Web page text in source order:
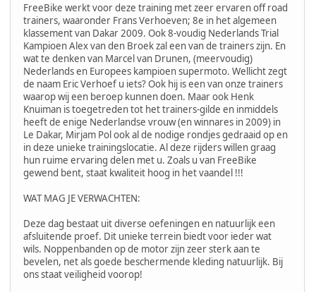
FreeBike werkt voor deze training met zeer ervaren off road
trainers, waaronder Frans Verhoeven; 8e in het algemeen
klassement van Dakar 2009. Ook 8-voudig Nederlands Trial
Kampioen Alex van den Broek zal een van de trainers zijn. En
wat te denken van Marcel van Drunen, (meervoudig)
Nederlands en Europees kampioen supermoto. Wellicht zegt
de naam Eric Verhoef u iets? Ook hij is een van onze trainers
waarop wij een beroep kunnen doen. Maar ook Henk
Knuiman is toegetreden tot het trainers-gilde en inmiddels
heeft de enige Nederlandse vrouw (en winnares in 2009) in
Le Dakar, Mirjam Pol ook al de nodige rondjes gedraaid op en
in deze unieke trainingslocatie. Al deze rijders willen graag
hun ruime ervaring delen met u. Zoals u van FreeBike
gewend bent, staat kwaliteit hoog in het vaandel !!!
WAT MAG JE VERWACHTEN:
Deze dag bestaat uit diverse oefeningen en natuurlijk een
afsluitende proef. Dit unieke terrein biedt voor ieder wat
wils. Noppenbanden op de motor zijn zeer sterk aan te
bevelen, net als goede beschermende kleding natuurlijk. Bij
ons staat veiligheid voorop!